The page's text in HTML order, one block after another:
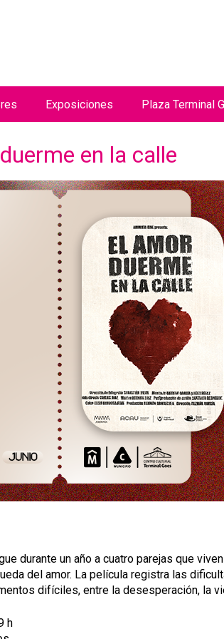
en la calle
durante un año a cuatro parejas que
del amor. La película registra las
difíciles, entre la desesperación, la
h
Exposiciones Plaza Terminal